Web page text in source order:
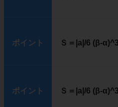
ポイント Ｓ＝|a|/6 (β-
ポイント Ｓ＝|a|/6 (β-